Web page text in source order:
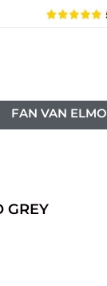
FAN VAN ELMO
GREY